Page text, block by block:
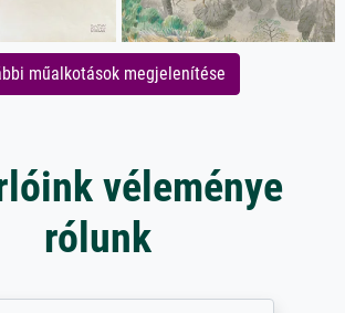
műalkotások megjelenítése
véleménye
rólunk